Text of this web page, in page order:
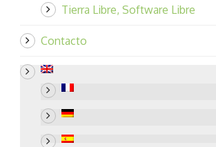
Tierra Libre, Software Libre
Contacto